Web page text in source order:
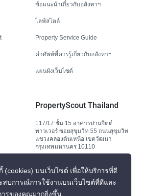
ข้อแนะนำเกี่ยวกับอสังหาฯ
ไลฟ์สไตล์
Property Service Guide
คำศัพท์ที่ควรรู้เกี่ยวกับอสังหาฯ
แผนผังเว็บไซต์
PropertyScout Thailand
117/17 ชั้น 15 อาคารปานจิตต์
ทาวเวอร์ ซอยสุขุมวิท 55 ถนนสุขุมวิท
แขวงคลองตันเหนือ เขตวัฒนา
กรุงเทพมหานคร 10110
(cookies) บนเว็บไซต์ เพื่อให้บริการที่ดี
สบการณ์การใช้งานบนเว็บไซต์ที่ดีและ
ารของคุณมากยิ่งขึ้น